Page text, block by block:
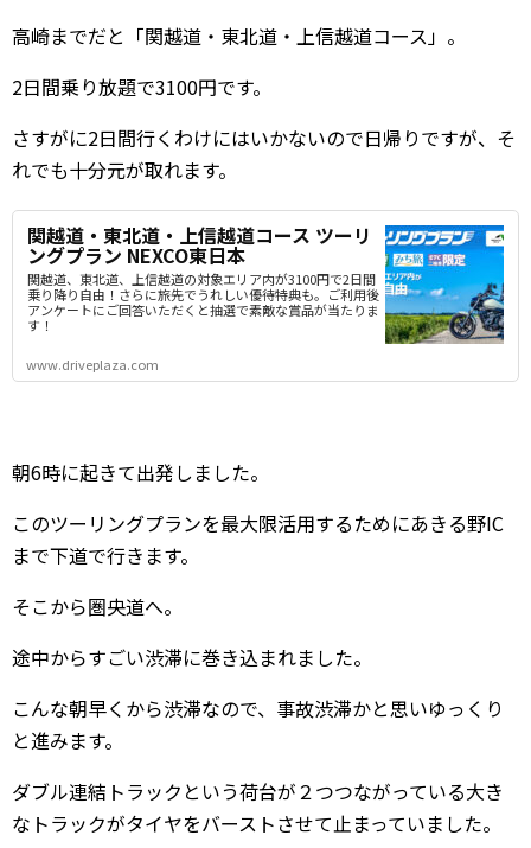
高崎までだと「関越道・東北道・上信越道コース」。
2日間乗り放題で3100円です。
さすがに2日間行くわけにはいかないので日帰りですが、そ
れでも十分元が取れます。
関越道・東北道・上信越道コース ツーリ
ングプラン NEXCO東日本
関越道、東北道、上信越道の対象エリア内が3100円で2日間
乗り降り自由！さらに旅先でうれしい優待特典も。ご利用後
アンケートにご回答いただくと抽選で素敵な賞品が当たりま
す！
www.driveplaza.com
朝6時に起きて出発しました。
このツーリングプランを最大限活用するためにあきる野IC
まで下道で行きます。
そこから圏央道へ。
途中からすごい渋滞に巻き込まれました。
こんな朝早くから渋滞なので、事故渋滞かと思いゆっくり
と進みます。
ダブル連結トラックという荷台が２つつながっている大き
なトラックがタイヤをバーストさせて止まっていました。